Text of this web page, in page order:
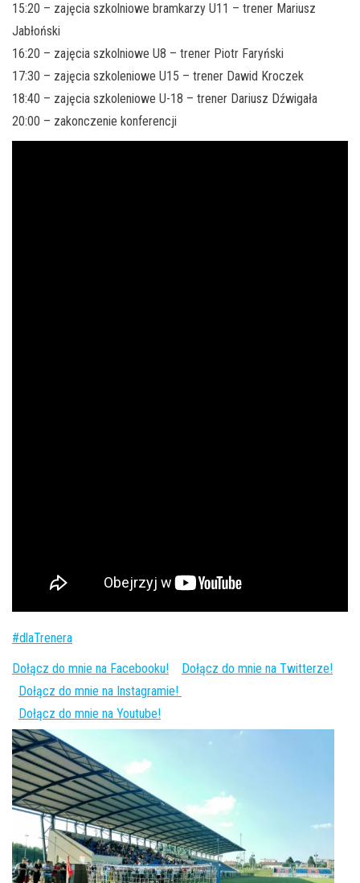
15:20 – zajęcia szkolniowe bramkarzy U11 – trener Mariusz
Jabłoński
16:20 – zajęcia szkolniowe U8 – trener Piotr Faryński
17:30 – zajęcia szkoleniowe U15 – trener Dawid Kroczek
18:40 – zajęcia szkoleniowe U-18 – trener Dariusz Dźwigała
20:00 – zakonczenie konferencji
#dlaTrenera
Dołącz do mnie na Facebooku!
Dołącz do mnie na Twitterze!
Dołącz do mnie na Instagramie!
Dołącz do mnie na Youtube!